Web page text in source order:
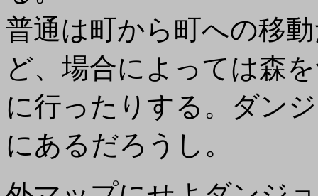
普通は町から町への移
ど、場合によっては森
に行ったりする。ダン
にあるだろうし。